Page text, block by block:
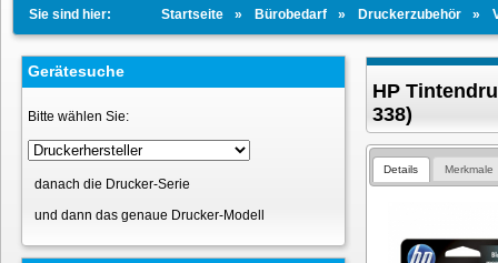
Sie sind hier: Startseite Bürobedarf Druckerzubehör
Gerätesuche
Bitte wählen Sie:
danach die Drucker-Serie
und dann das genaue Drucker-Modell
HP
338)
Details Merkmale